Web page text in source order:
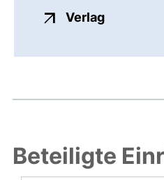
Verlagexterner
Beteiligte